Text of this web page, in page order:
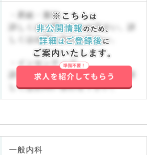
・昇給・賞与
詳しくはお問い合わせ下さい。詳
しくはお問い合わせ下さい。
・インセンティブ
詳しくはお問い合わせ下さい。詳
しくはお問い合わせ下さい。
一般内科